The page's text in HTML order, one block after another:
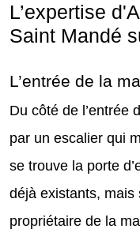
L’expertise
Saint Mandé
L’entrée de la
Du côté de l’entrée
par un escalier qui
se trouve la porte
déjà existants, mais
propriétaire de la